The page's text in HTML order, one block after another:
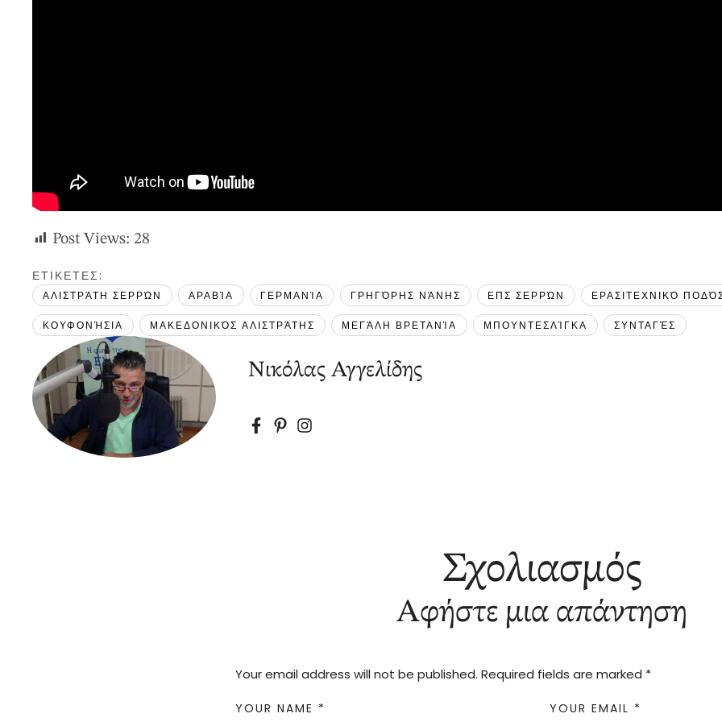
Post Views: 28
ΕΤΙΚΕΤΕΣ:
ΑΛΙΣΤΡΆΤΗ ΣΕΡΡΏΝ ΑΡΑΒΊΑ ΓΕΡΜΑΝΊΑ ΓΡΗΓΌΡΗΣ ΝΆΝΗΣ ΕΠΣ ΣΕΡΡΏΝ ΕΡΑΣΙΤΕΧΝΙΚΌ
ΚΟΥΦΟΝΉΣΙΑ ΜΑΚΕΔΟΝΙΚΌΣ ΑΛΙΣΤΡΆΤΗΣ ΜΕΓΆΛΗ ΒΡΕΤΑΝΊΑ ΜΠΟΥΝΤΕΣΛΊΓΚΑ ΣΥΝΤΑΓΈΣ
Νικόλας Αγγελίδης
Σχολιασμός
Αφήστε μια απάντηση
Your email address will not be published. Required fields are marked *
YOUR NAME * YOUR EMAIL *